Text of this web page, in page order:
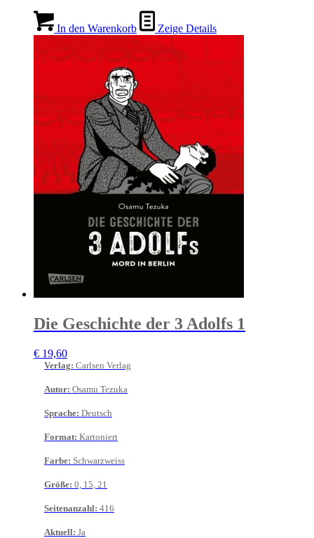
In den Warenkorb Zeige Details
Die Geschichte der 3 Adolfs 1
€ 19,60
Verlag: Carlsen Verlag
Autor: Osamu Tezuka
Sprache: Deutsch
Format: Kartoniert
Farbe: Schwarzweiss
Größe: 0, 15, 21
Seitenanzahl: 416
Aktuell: Ja